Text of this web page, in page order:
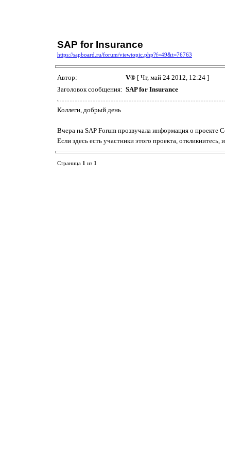
SAP for Insurance
https://sapboard.ru/forum/viewtopic.php?f=49&t=76763
Автор: V® [ Чт, май 24 2012, 12:24 ]
Заголовок сообщения: SAP for Insurance
Коллеги, добрый день
Вчера на SAP Forum прозвучала информация о проекте
Если здесь есть участники этого проекта, откликнитесь,
Страница 1 из 1